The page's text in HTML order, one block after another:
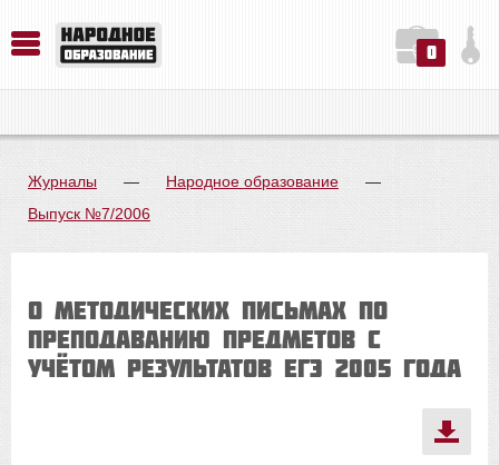
0
Журналы — Народное образование
—
Выпуск №7/2006
О МЕТОДИЧЕСКИХ ПИСЬМАХ ПО
ПРЕПОДАВАНИЮ ПРЕДМЕТОВ С
УЧЁТОМ РЕЗУЛЬТАТОВ ЕГЭ 2005 ГОДА